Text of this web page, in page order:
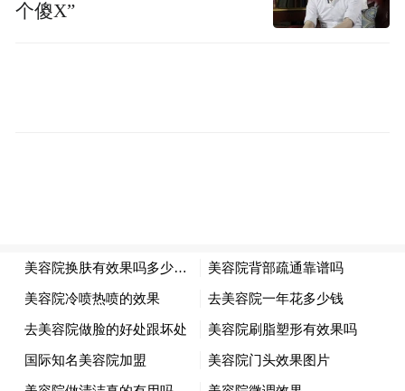
片中李善德的台词“就算失败，我也想知道自
己会倒在距离终点多远的地方”，无疑直戳当
代职场打工人的泪点。大鹏坦言这句台词对
自己有着重要意义，“不仅是我作为导演接拍
个傻X”